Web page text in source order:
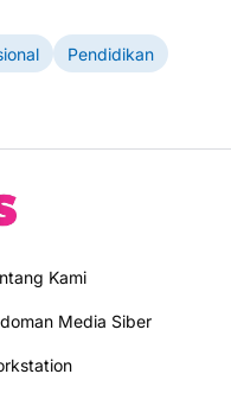
Pendidikan
Kami
Media Siber